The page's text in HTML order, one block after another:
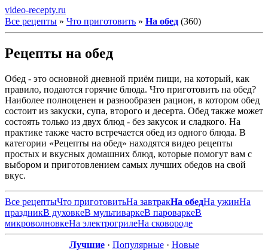
video-recepty.ru
Все рецепты » Что приготовить » На обед (360)
Рецепты на обед
Обед - это основной дневной приём пищи, на который, как
правило, подаются горячие блюда. Что приготовить на обед?
Наиболее полноценен и разнообразен рацион, в котором обед
состоит из закуски, супа, второго и десерта. Обед также может
состоять только из двух блюд - без закусок и сладкого. На
практике также часто встречается обед из одного блюда. В
категории «Рецепты на обед» находятся видео рецепты
простых и вкусных домашних блюд, которые помогут вам с
выбором и приготовлением самых лучших обедов на свой
вкус.
Все рецептыЧто приготовитьНа завтракНа обедНа ужинНа
праздникВ духовкеВ мультиваркеВ пароваркеВ
микроволновкеНа электрогрилеНа сковороде
Лучшие · Популярные · Новые